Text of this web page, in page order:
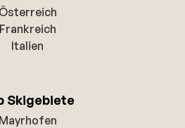
Österreich
Frankreich
Italien
Skigebiete
Mayrhofen